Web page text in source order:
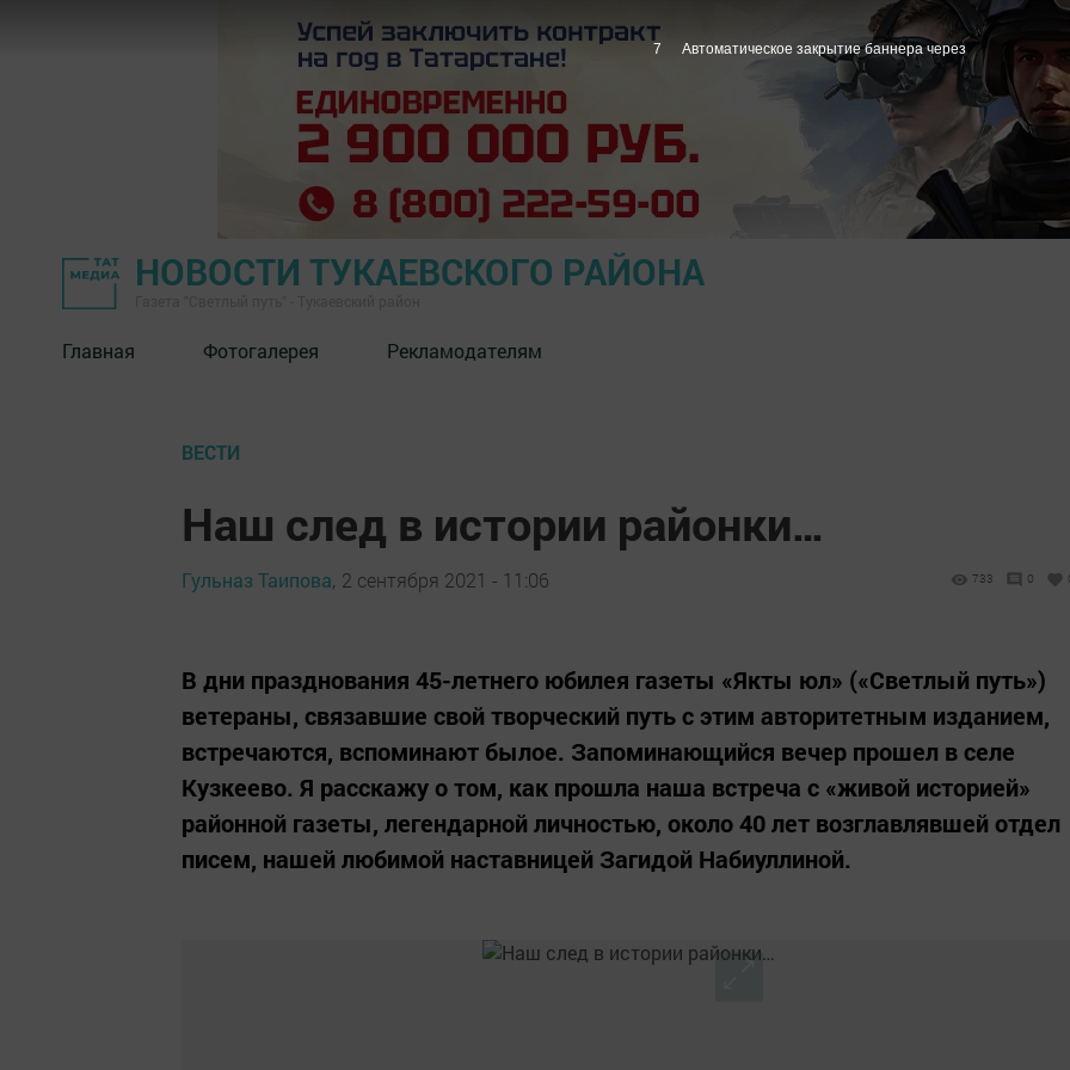
НОВОСТИ ТУКАЕВСКОГО РАЙОНА
Главная Фотогалерея Рекламодателям
ВЕСТИ
Наш след в истории районки…
Гульназ Таипова, 2 сентября 2021 - 11:06 733 0
В дни празднования 45-летнего юбилея газеты «Якты юл» («Светлый путь»)
ветераны, связавшие свой творческий путь с этим авторитетным изданием,
встречаются, вспоминают былое. Запоминающийся вечер прошел в селе
Кузкеево. Я расскажу о том, как прошла наша встреча с «живой историей»
районной газеты, легендарной личностью, около 40 лет возглавлявшей отдел
писем, нашей любимой наставницей Загидой Набиуллиной.
6 Автоматическое закрытие баннера через